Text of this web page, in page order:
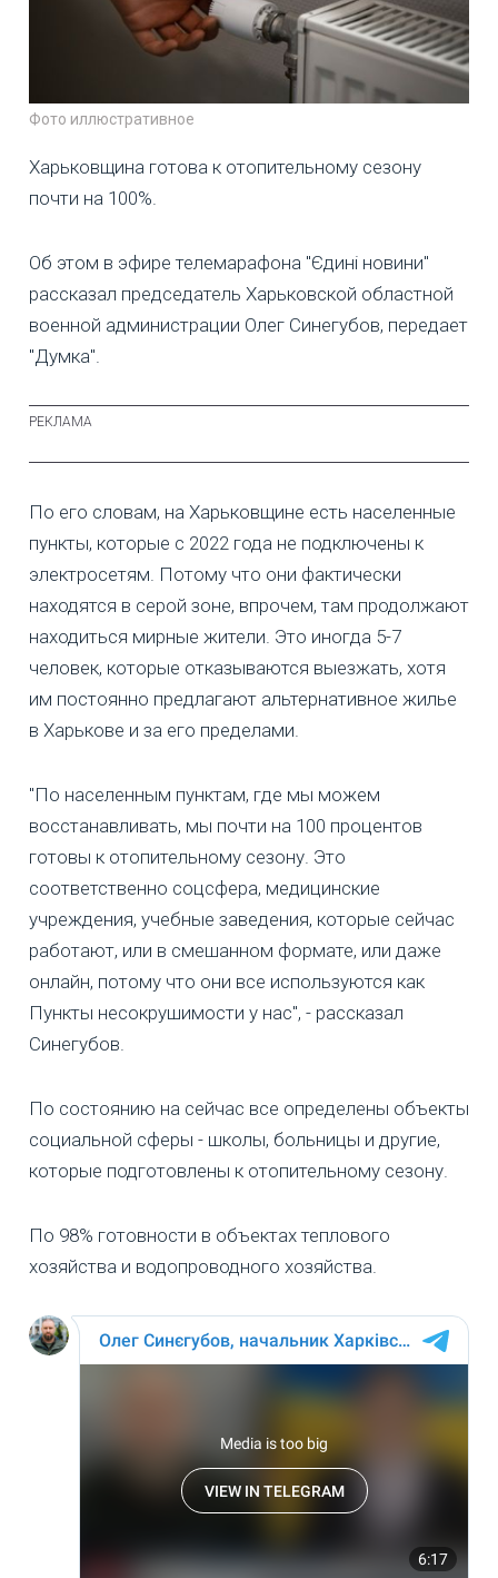
Фото иллюстративное
Харьковщина готова к отопительному сезону
почти на 100%.
Об этом в эфире телемарафона "Єдині новини"
рассказал председатель Харьковской областной
военной администрации Олег Синегубов, передает
"Думка".
По его словам, на Харьковщине есть населенные
пункты, которые с 2022 года не подключены к
электросетям. Потому что они фактически
находятся в серой зоне, впрочем, там продолжают
находиться мирные жители. Это иногда 5-7
человек, которые отказываются выезжать, хотя
им постоянно предлагают альтернативное жилье
в Харькове и за его пределами.
"По населенным пунктам, где мы можем
восстанавливать, мы почти на 100 процентов
готовы к отопительному сезону. Это
соответственно соцсфера, медицинские
учреждения, учебные заведения, которые сейчас
работают, или в смешанном формате, или даже
онлайн, потому что они все используются как
Пункты несокрушимости у нас", - рассказал
Синегубов.
По состоянию на сейчас все определены объекты
социальной сферы - школы, больницы и другие,
которые подготовлены к отопительному сезону.
По 98% готовности в объектах теплового
хозяйства и водопроводного хозяйства.